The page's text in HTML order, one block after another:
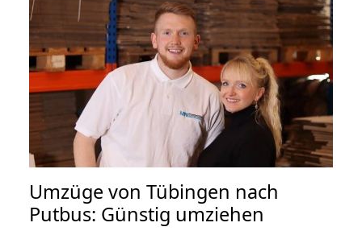
Umzüge von Tübingen nach
Putbus: Günstig umziehen